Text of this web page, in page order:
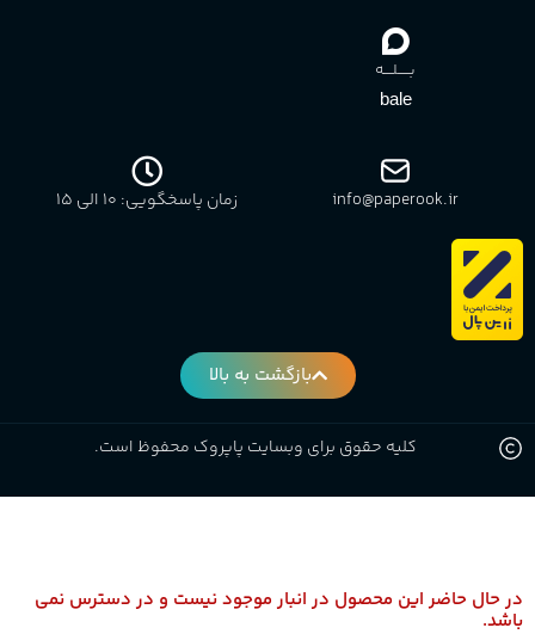
در حال حاضر این محصول در انبار موجود نیست و در دسترس نمی
باشد.
بـــــلــــه
bale
info@paperook.ir زمان پاسخگویی: 10 الی ۱5
بازگشت به بالا
کلیه حقوق برای وبسایت پاپروک محفوظ است.